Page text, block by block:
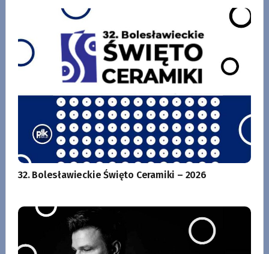
32. Bolesławieckie Święto Ceramiki – 2026